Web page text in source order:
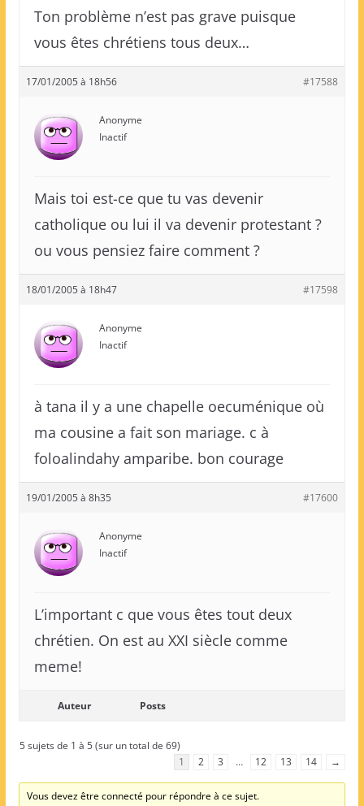
Ton problème n’est pas grave puisque
vous êtes chrétiens tous deux…
17/01/2005 à 18h56 #17588
Anonyme
Inactif
Mais toi est-ce que tu vas devenir
catholique ou lui il va devenir protestant ?
ou vous pensiez faire comment ?
18/01/2005 à 18h47 #17598
Anonyme
Inactif
à tana il y a une chapelle oecuménique où
ma cousine a fait son mariage. c à
foloalindahy amparibe. bon courage
19/01/2005 à 8h35 #17600
Anonyme
Inactif
L’important c que vous êtes tout deux
chrétien. On est au XXI siècle comme
meme!
Auteur Posts
5 sujets de 1 à 5 (sur un total de 69)
1
2 3 … 12 13 14 →
Vous devez être connecté pour répondre à ce sujet.